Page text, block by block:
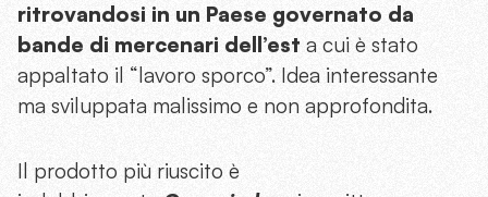
ritrovandosi in un Paese governato da
bande di mercenari dell’est a cui è stato
appaltato il “lavoro sporco”. Idea interessante
ma sviluppata malissimo e non approfondita.
Il prodotto più riuscito è